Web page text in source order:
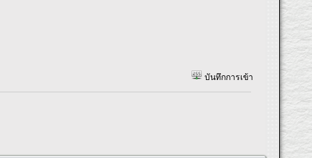
บันทึกการเข้า